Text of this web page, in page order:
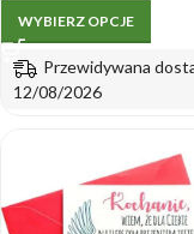
WYBIERZ OPCJE
Przewidywana
12/08/2026